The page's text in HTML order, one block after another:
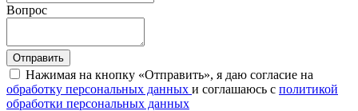
Вопрос
Нажимая на кнопку «Отправить», я даю согласие на
обработку персональных данных и соглашаюсь с политикой
обработки персональных данных